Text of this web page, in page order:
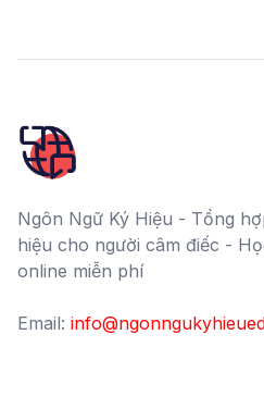
Ngôn Ngữ Ký Hiệu - Tổng
hiệu cho người câm điếc -
online miễn phí
Email: